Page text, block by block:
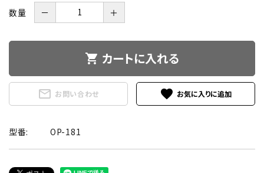
数量 － ＋
shopping_cart カートに入れる
mail_outline お問い合わせ favorite
型番: OP-181